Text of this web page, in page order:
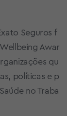
Seguros f
Awar
qu
políticas e p
no Traba